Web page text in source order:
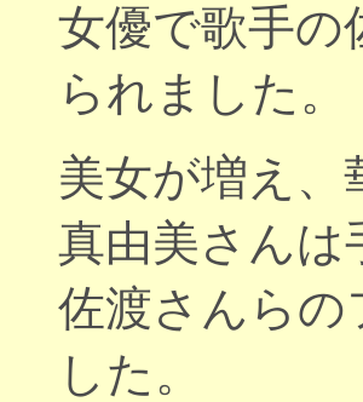
女優で歌手の
られました。
美女が増え、
真由美さんは
佐渡さんらの
した。